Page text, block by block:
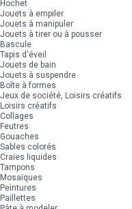
Hochet
Jouets à empiler
Jouets à manipuler
Jouets à tirer ou à pousser
Bascule
Tapis d'éveil
Jouets de bain
Jouets à suspendre
Boîte à formes
Jeux de société, Loisirs créatifs
Loisirs créatifs
Collages
Feutres
Gouaches
Sables colorés
Craies liquides
Tampons
Mosaïques
Peintures
Paillettes